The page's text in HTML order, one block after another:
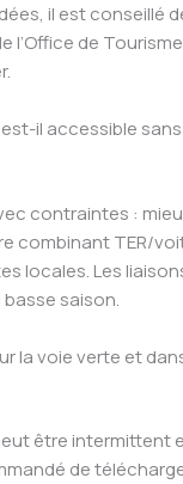
il est conseillé
l’Office de
est-il accessible
contraintes :
combinant TER/
locales. Les
saison.
la voie verte et
être intermittent
de